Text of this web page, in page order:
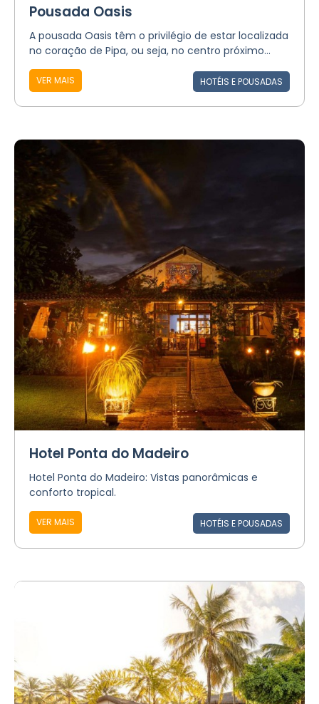
Pousada Oasis
A pousada Oasis têm o privilégio de estar localizada
no coração de Pipa, ou seja, no centro próximo...
VER MAIS HOTÉIS E POUSADAS
Hotel Ponta do Madeiro
Hotel Ponta do Madeiro: Vistas panorâmicas e
conforto tropical.
VER MAIS HOTÉIS E POUSADAS